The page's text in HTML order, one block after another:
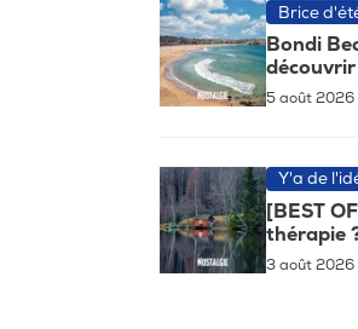
Brice
Bondi
5 août 2026
Y'a de
[BEST
thérapie
3 août 2026